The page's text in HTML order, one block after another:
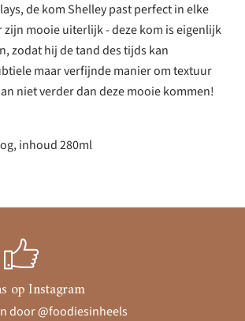
de kom Shelley past perfect in elke
mooie uiterlijk - deze kom is eigenlijk
zodat hij de tand des tijds kan
maar verfijnde manier om textuur
niet verder dan deze mooie kommen!
inhoud 280ml
op Instagram
door @foodiesinheels